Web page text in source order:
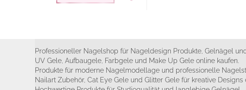
Professioneller Nagelshop für Nageldesign Produkte, Gelnägel
UV Gele, Aufbaugele, Farbgele und Make Up Gele online kaufen.
Produkte für moderne Nagelmodellage und professionelle
Nailart Zubehör, Cat Eye Gele und Glitter Gele für kreative Designs